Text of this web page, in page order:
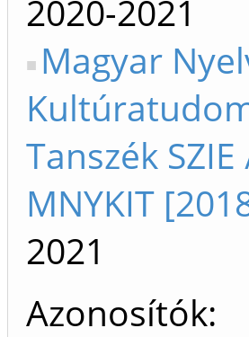
2020-2021
Magyar
Tanszék
MNYKIT
2021
Azonosítók